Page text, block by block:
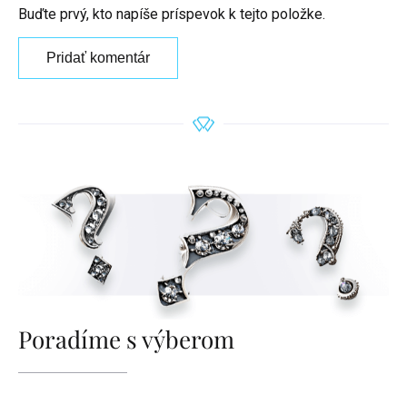
Buďte prvý, kto napíše príspevok k tejto položke.
Pridať komentár
Poradíme s výberom